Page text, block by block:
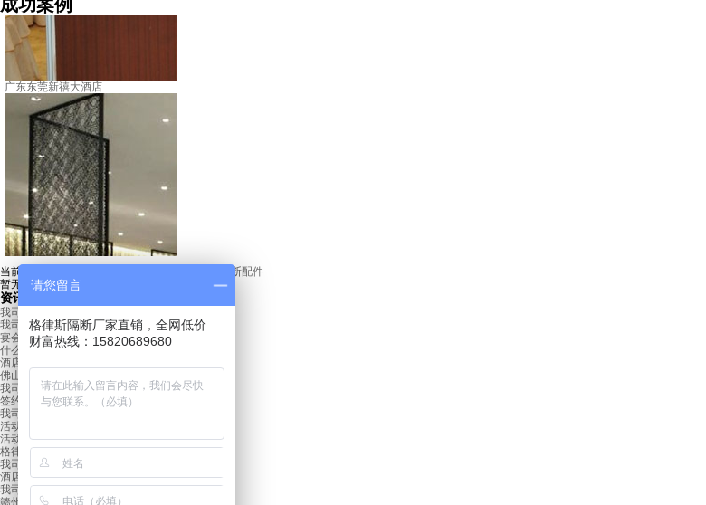
成功案例
广东东莞新禧大酒店
广州万联证券公司
当前位置：
玻璃隔断配件
暂无数据
资讯
我司成功签约西安唐都医院会议室活动隔断项目
我司签约天津商业大学活动隔断项目
宴会厅隔断如何进行保养？
什么是活动隔断？
酒店隔断的特点
佛山活动隔断与空间如何搭配
我司签约华大基因活动隔断项目
签约佛山凯德地产活动隔断项目
我司签约福建省公安边防总队隔断项目
活动隔断屏风厂家
活动隔断有隔音效果吗？
格律斯宴会厅隔断如何保养？
我司签约柳州中国石化活动隔断项目
酒店活动隔断定做的步骤-格律斯
我司签约徐州师范大学活动隔断项目
赣州活动隔断使用场所及功能
请您留言
格律斯隔断厂家直销，全网低价
财富热线：15820689680